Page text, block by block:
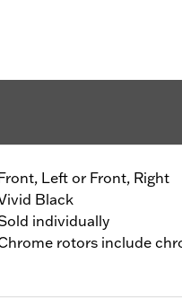
Left or Front, Right
Black
individually
rotors include